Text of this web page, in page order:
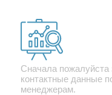
Сначала пожалуйста
контактные данные
менеджерам.